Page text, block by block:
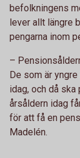
befolkningens
lever allt längre
pengarna inom
–
De som är
idag, och då ska
årsåldern idag
för att få en
Madelén.